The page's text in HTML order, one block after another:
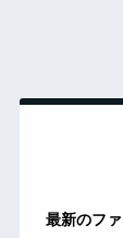
最新のフ